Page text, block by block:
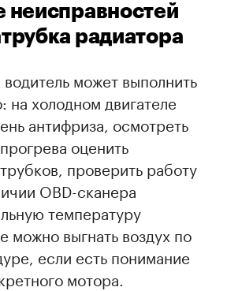
неисправностей
радиатора
может выполнить
на холодном двигателе
антифриза, осмотреть
оценить
проверить работу
OBD-сканера
температуру
можно выгнать воздух по
если есть понимание
мотора.